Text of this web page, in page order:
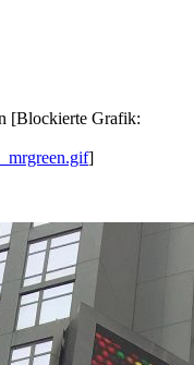
[Blockierte Grafik:
]